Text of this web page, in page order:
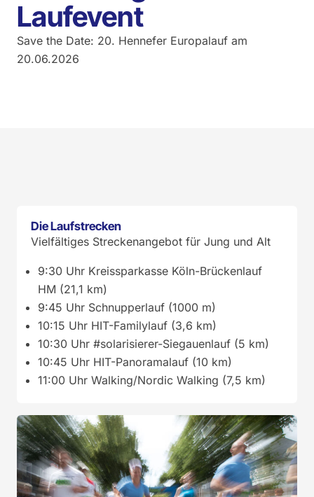
Laufevent
Save the Date: 20. Hennefer Europalauf am
20.06.2026
Die Laufstrecken
Vielfältiges Streckenangebot für Jung und Alt
9:30 Uhr Kreissparkasse Köln-Brückenlauf
HM (21,1 km)
9:45 Uhr Schnupperlauf (1000 m)
10:15 Uhr HIT-Familylauf (3,6 km)
10:30 Uhr #solarisierer-Siegauenlauf (5 km)
10:45 Uhr HIT-Panoramalauf (10 km)
11:00 Uhr Walking/Nordic Walking (7,5 km)